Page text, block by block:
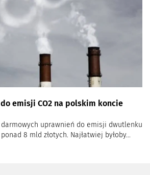
emisji CO2 na polskim koncie
darmowych uprawnień do emisji dwutlenku
8 mld złotych. Najłatwiej byłoby...